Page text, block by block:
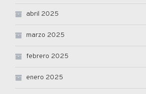
abril 2025
marzo 2025
febrero 2025
enero 2025